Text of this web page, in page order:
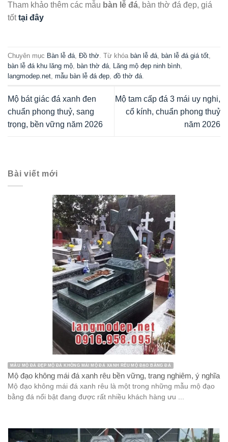
Tham khảo thêm các mẫu bàn lễ đá, bàn thờ đá đẹp, giá
tốttại đây
Chuyên mục Bàn lễ đá Đồ thờ . Từ khóa bàn lễ đá bàn lễ đá giá tốt
bàn lễ đá khu lăng mộ bàn thờ đá Lăng mộ đẹp ninh bình
langmodep.net mẫu bàn lễ đá đẹp đồ thờ đá
Mộ bát giác đá xanh đen
chuẩn phong thuỷ, sang
trọng, bền vững năm 2026
Mộ tam cấp đá 3 mái uy nghi,
cổ kính, chuẩn phong thuỷ
năm 2026
Bài viết mới
MẪU MỘ ĐÁ ĐẸP MỘ ĐÁ KHÔNG MÁI MỘ ĐÁ XANH RÊU MỘ ĐẠO BẰNG ĐÁ
Mộ đạo không mái đá xanh rêu bền vững, trang nghiêm, ý nghĩa
Mộ đạo không mái đá xanh rêu là một trong những mẫu mộ đạo
bằng đá nổi bật đang được rất nhiều khách hàng ưu ...